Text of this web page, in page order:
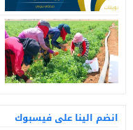
انضم الينا على فيسبوك